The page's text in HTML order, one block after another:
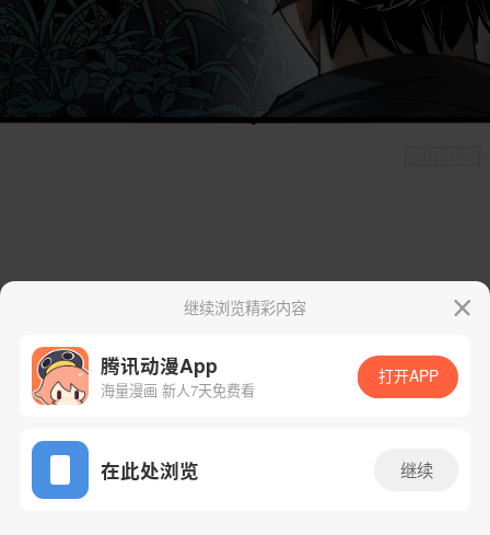
App免费看
继续浏览精彩内容
腾讯动漫App
海量漫画 新人7天免费看
打开APP
在此处浏览 继续